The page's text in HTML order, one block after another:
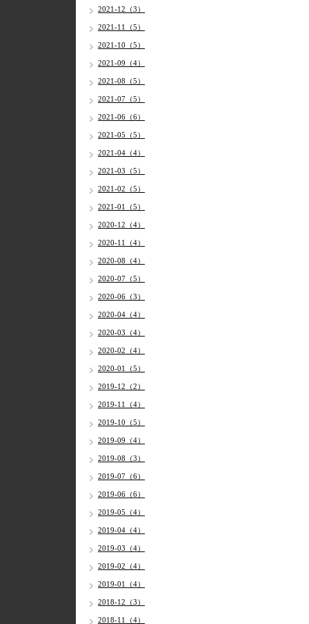
2021-12（3）
2021-11（5）
2021-10（5）
2021-09（4）
2021-08（5）
2021-07（5）
2021-06（6）
2021-05（5）
2021-04（4）
2021-03（5）
2021-02（5）
2021-01（5）
2020-12（4）
2020-11（4）
2020-08（4）
2020-07（5）
2020-06（3）
2020-04（4）
2020-03（4）
2020-02（4）
2020-01（5）
2019-12（2）
2019-11（4）
2019-10（5）
2019-09（4）
2019-08（3）
2019-07（6）
2019-06（6）
2019-05（4）
2019-04（4）
2019-03（4）
2019-02（4）
2019-01（4）
2018-12（3）
2018-11（4）